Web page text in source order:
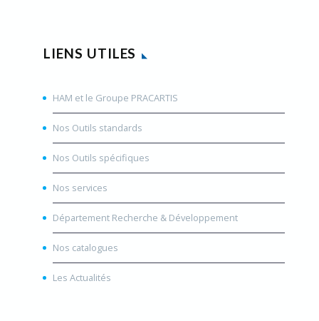
LIENS UTILES
HAM et le Groupe PRACARTIS
Nos Outils standards
Nos Outils spécifiques
Nos services
Département Recherche & Développement
Nos catalogues
Les Actualités